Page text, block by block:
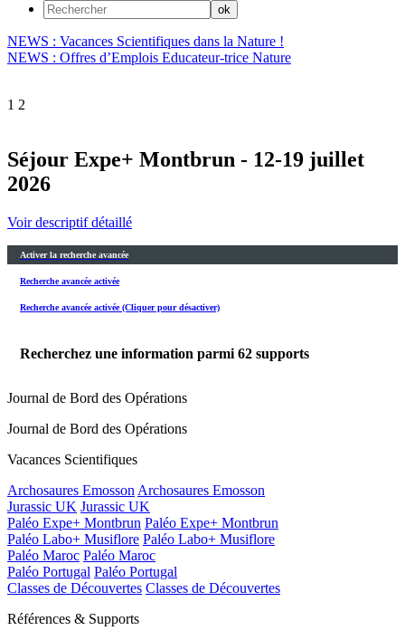
NEWS : Vacances Scientifiques dans la Nature !
NEWS : Offres d’Emplois Educateur-trice Nature
1 2
Séjour Expe+ Montbrun - 12-19 juillet
2026
Voir descriptif détaillé
Activer la recherche avancée
Recherche avancée activée
Recherche avancée activée (Cliquer pour désactiver)
Recherchez une information parmi 62 supports
Journal de Bord des Opérations
Journal de Bord des Opérations
Vacances Scientifiques
Archosaures Emosson Archosaures Emosson
Jurassic UK Jurassic UK
Paléo Expe+ Montbrun Paléo Expe+ Montbrun
Paléo Labo+ Musiflore Paléo Labo+ Musiflore
Paléo Maroc Paléo Maroc
Paléo Portugal Paléo Portugal
Classes de Découvertes Classes de Découvertes
Références & Supports